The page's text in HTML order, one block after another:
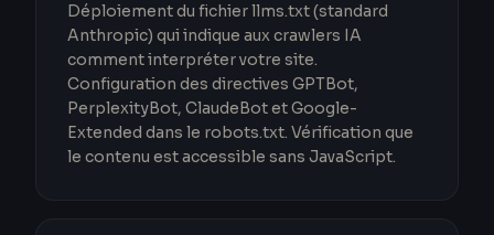
Déploiement du fichier llms.txt (standard
Anthropic) qui indique aux crawlers IA
comment interpréter votre site.
Configuration des directives GPTBot,
PerplexityBot, ClaudeBot et Google-
Extended dans le robots.txt. Vérification que
le contenu est accessible sans JavaScript.